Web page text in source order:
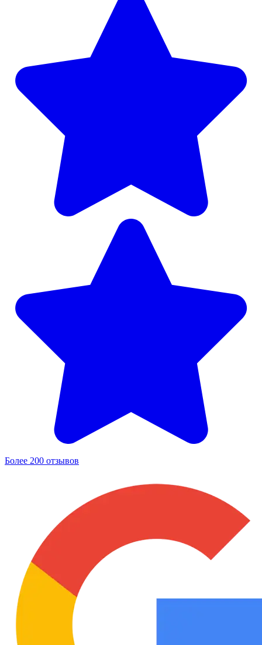
Более 200 отзывов